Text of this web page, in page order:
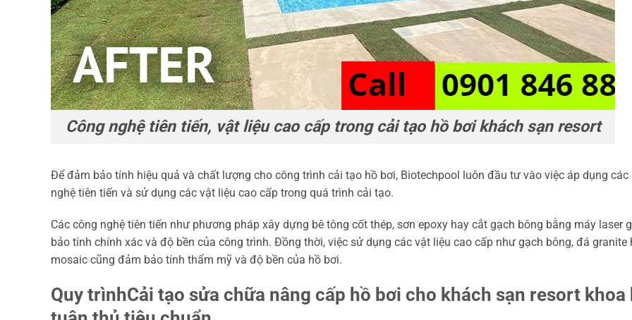
Công nghệ tiên tiến, vật liệu cao cấp trong cải tạo hồ bơi khách sạn resort
Để đảm bảo tính hiệu quả và chất lượng cho công trình cải tạo hồ bơi, Biotechpool luôn đầu tư vào việc áp dụng các
nghệ tiên tiến và sử dụng các vật liệu cao cấp trong quá trình cải tạo.
Các công nghệ tiên tiến như phương pháp xây dựng bê tông cốt thép, sơn epoxy hay cắt gạch bông bằng máy laser
bảo tính chính xác và độ bền của công trình. Đồng thời, việc sử dụng các vật liệu cao cấp như gạch bông, đá granite
mosaic cũng đảm bảo tính thẩm mỹ và độ bền của hồ bơi.
Quy trìnhCải tạo sửa chữa nâng cấp hồ bơi cho khách sạn resort khoa